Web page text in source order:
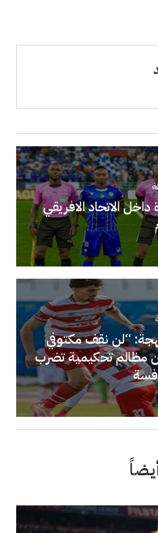
الاتحاد الافريقي
“لن نقف مكتوفي
مظالم تحكيمية تضرب